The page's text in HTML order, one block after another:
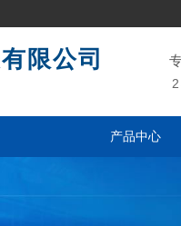
限公司
产品中心